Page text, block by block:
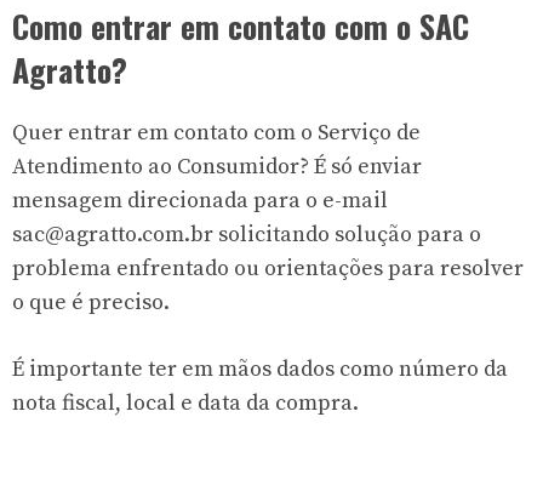
Como entrar em contato com o SAC
Agratto?
Quer entrar em contato com o Serviço de
Atendimento ao Consumidor? É só enviar
mensagem direcionada para o e-mail
sac@agratto.com.br solicitando solução para o
problema enfrentado ou orientações para resolver
o que é preciso.
É importante ter em mãos dados como número da
nota fiscal, local e data da compra.